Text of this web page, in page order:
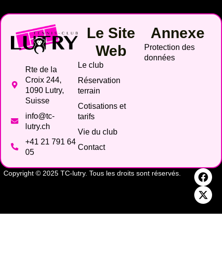
Rte de la
Croix 244,
1090 Lutry,
Suisse
info@tc-
lutry.ch
+41 21 791 64
05
Le Site
Web
Le club
Réservation
terrain
Cotisations et
tarifs
Vie du club
Contact
Annexe
Protection des
données
Copyright © 2025 TC-lutry. Tous les droits sont réservés.